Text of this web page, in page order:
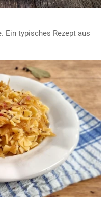
Ein typisches Rezept aus